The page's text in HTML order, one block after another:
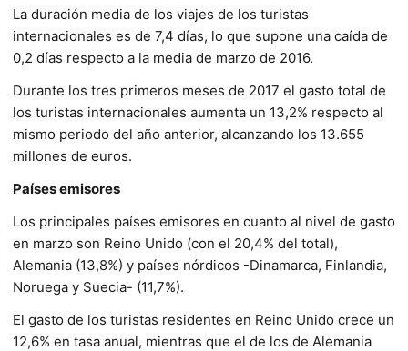
La duración media de los viajes de los turistas
internacionales es de 7,4 días, lo que supone una caída de
0,2 días respecto a la media de marzo de 2016.
Durante los tres primeros meses de 2017 el gasto total de
los turistas internacionales aumenta un 13,2% respecto al
mismo periodo del año anterior, alcanzando los 13.655
millones de euros.
Países emisores
Los principales países emisores en cuanto al nivel de gasto
en marzo son Reino Unido (con el 20,4% del total),
Alemania (13,8%) y países nórdicos -Dinamarca, Finlandia,
Noruega y Suecia- (11,7%).
El gasto de los turistas residentes en Reino Unido crece un
12,6% en tasa anual, mientras que el de los de Alemania